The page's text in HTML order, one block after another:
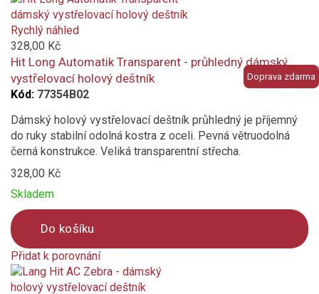
is
added
to
compare
Doprava zdarma
Rychlý náhled
328,00 Kč
Hit Long Automatik Transparent - průhledný dámský
vystřelovací holový deštník
Kód: 77354B02
Dámský holový vystřelovací deštník průhledný je příjemný
do ruky stabilní odolná kostra z oceli. Pevná větruodolná
černá konstrukce. Veliká transparentní střecha.
328,00 Kč
Skladem
Do košíku
Přidat k porovnání
Product
is